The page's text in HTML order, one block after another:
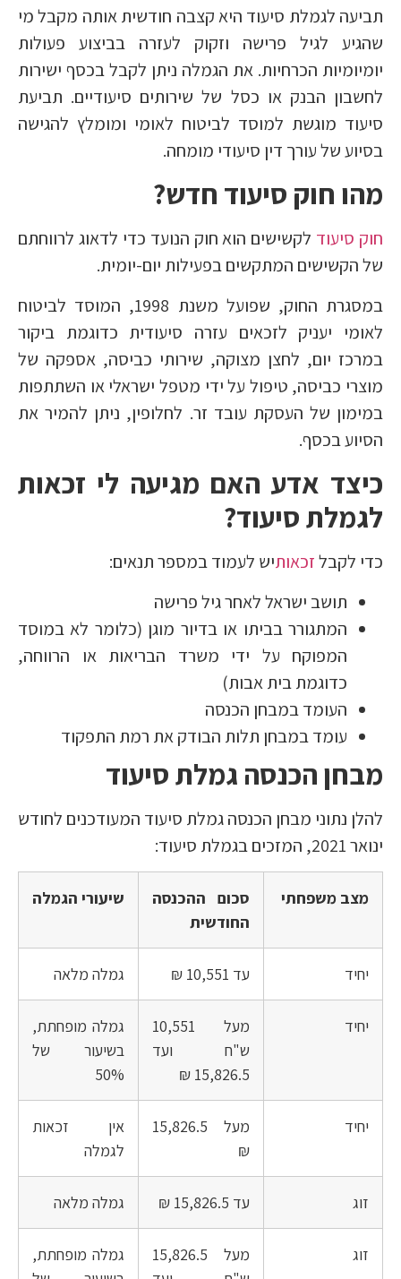
תביעה לגמלת סיעוד היא קצבה חודשית אותה מקבל מי
שהגיע לגיל פרישה וזקוק לעזרה בביצוע פעולות
יומיומיות הכרחיות. את הגמלה ניתן לקבל בכסף ישירות
לחשבון הבנק או כסל של שירותים סיעודיים. תביעת
סיעוד מוגשת למוסד לביטוח לאומי ומומלץ להגישה
בסיוע של עורך דין סיעודי מומחה.
מהו חוק סיעוד חדש?
חוק סיעוד לקשישים הוא חוק הנועד כדי לדאוג לרווחתם
של הקשישים המתקשים בפעילות יום-יומית.
במסגרת החוק, שפועל משנת 1998, המוסד לביטוח
לאומי יעניק לזכאים עזרה סיעודית כדוגמת ביקור
במרכז יום, לחצן מצוקה, שירותי כביסה, אספקה של
מוצרי כביסה, טיפול על ידי מטפל ישראלי או השתתפות
במימון של העסקת עובד זר. לחלופין, ניתן להמיר את
הסיוע בכסף.
כיצד אדע האם מגיעה לי זכאות
לגמלת סיעוד?
כדי לקבלזכאותיש לעמוד במספר תנאים:
תושב ישראל לאחר גיל פרישה
המתגורר בביתו או בדיור מוגן (כלומר לא במוסד
המפוקח על ידי משרד הבריאות או הרווחה,
כדוגמת בית אבות)
העומד במבחן הכנסה
עומד במבחן תלות הבודק את רמת התפקוד
מבחן הכנסה גמלת סיעוד
להלן נתוני מבחן הכנסה גמלת סיעוד המעודכנים לחודש
ינואר 2021, המזכים בגמלת סיעוד:
מצב משפחתי
סכום ההכנסה
החודשית
שיעורי הגמלה
יחיד עד 10,551 ₪ גמלה מלאה
יחיד
מעל 10,551
ש"ח ועד
15,826.5 ₪
גמלה מופחתת,
בשיעור של
50%
יחיד
מעל 15,826.5
₪
אין זכאות
לגמלה
זוג עד 15,826.5 ₪ גמלה מלאה
זוג
מעל 15,826.5
גמלה מופחתת,